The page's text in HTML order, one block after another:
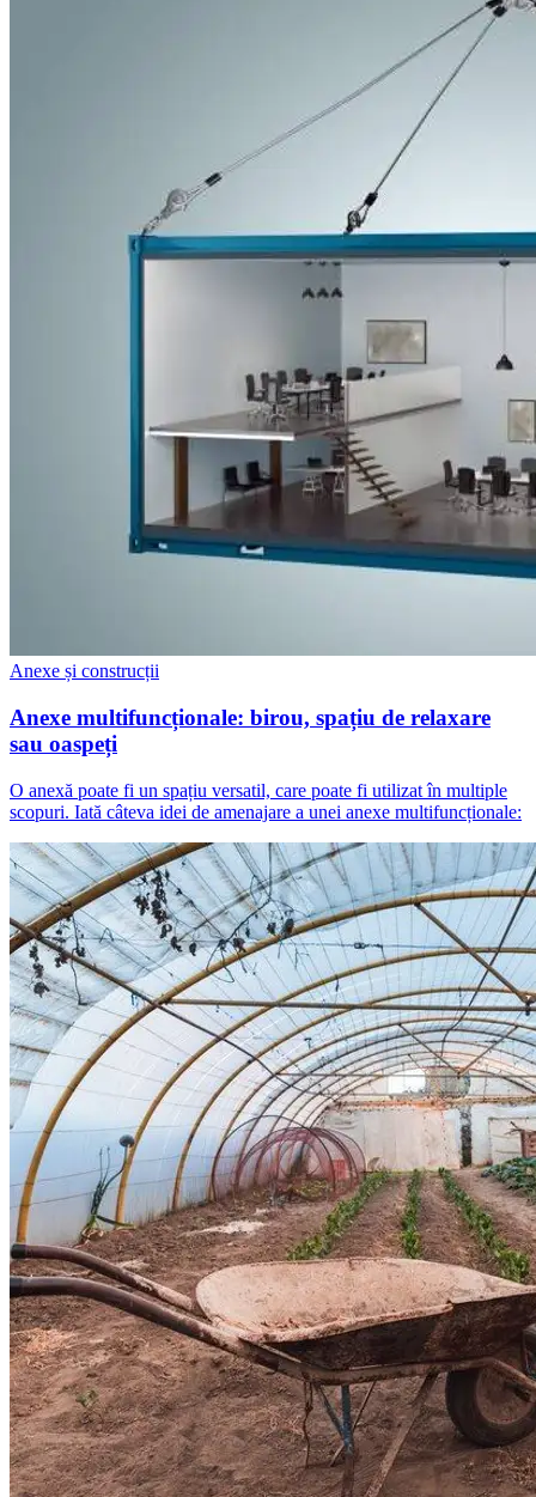
Anexe și construcții
Anexe multifuncționale: birou, spațiu de relaxare
sau oaspeți
O anexă poate fi un spațiu versatil, care poate fi utilizat în multiple
scopuri. Iată câteva idei de amenajare a unei anexe multifuncționale: